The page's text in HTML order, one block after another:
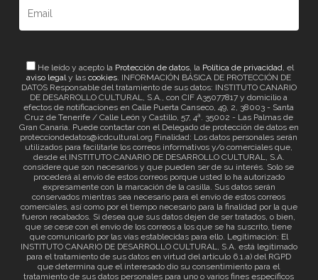
He leído y acepto la Protección de datos, la Política de privacidad, el
aviso legaly lascookies. INFORMACIÓN BÁSICA DE PROTECCIÓN DE
DATOS Responsable del tratamiento de sus datos: INSTITUTO CANARIO
DE DESARROLLO CULTURAL, S.A., con CIF A35077817 y domicilio a
efectos de notificaciones en Calle Puerta Canseco, 49, 2, 38003 - Santa
Cruz de Tenerife / Calle León y Castillo, 57, 4ª. 35002 - Las Palmas de
Gran Canaria. Puede contactar con el Delegado de protección de datos en
protecciondedatos@icdcultural.org Finalidad: Los datos personales serán
utilizados para facilitarle los correos informativos y/o comerciales que,
desde el INSTITUTO CANARIO DE DESARROLLO CULTURAL, S.A.
considere que son necesarios y que pueden ser de su interés. Solo se
procederá al envío de estos correos porque usted lo ha autorizado
expresamente con la marcación de la casilla. Sus datos serán
conservados mientras sea necesario para el envío de estos correos
comerciales, así como por el tiempo necesario para la finalidad por la que
fueron recabados. Si desea que sus datos dejen de ser tratados, o bien,
que se cese con el envío de los correos a los que se ha suscrito, tiene
que comunicarlo por las vías establecidas para ello. Legitimación: El
INSTITUTO CANARIO DE DESARROLLO CULTURAL, S.A. está legitimado
para el tratamiento de sus datos en virtud del artículo 6.1.a) del RGPD
que determina que el interesado dio su consentimiento para el
tratamiento de sus datos personales para uno o varios fines específicos